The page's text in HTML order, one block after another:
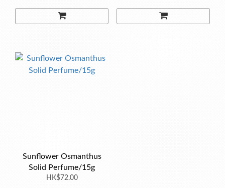
Sunflower Osmanthus
Solid Perfume/15g
HK$72.00